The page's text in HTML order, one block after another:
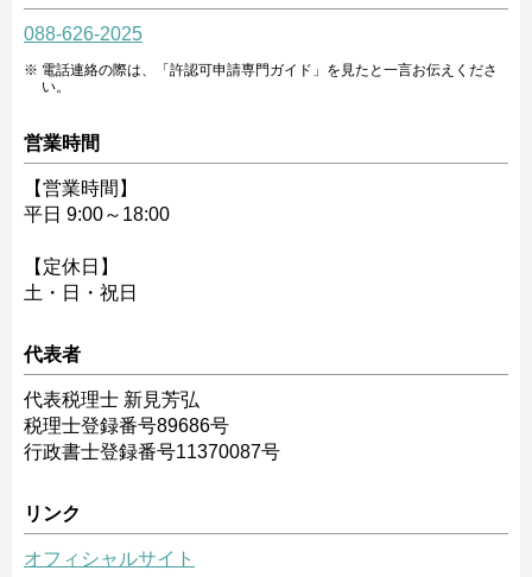
088-626-2025
電話連絡の際は、「許認可申請専門ガイド」を見たと一言お伝えくださ
い。
営業時間
【営業時間】
平日 9:00～18:00
【定休日】
土・日・祝日
代表者
代表税理士 新見芳弘
税理士登録番号89686号
行政書士登録番号11370087号
リンク
オフィシャルサイト